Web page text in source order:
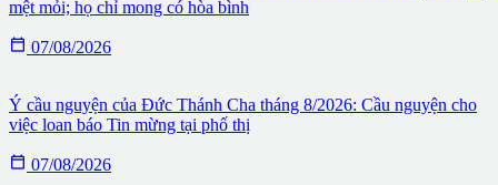
mệt mỏi; họ chỉ mong có hòa bình
 07/08/2026
Ý cầu nguyện của Đức Thánh Cha tháng 8/2026: Cầu nguyện cho
việc loan báo Tin mừng tại phố thị
 07/08/2026